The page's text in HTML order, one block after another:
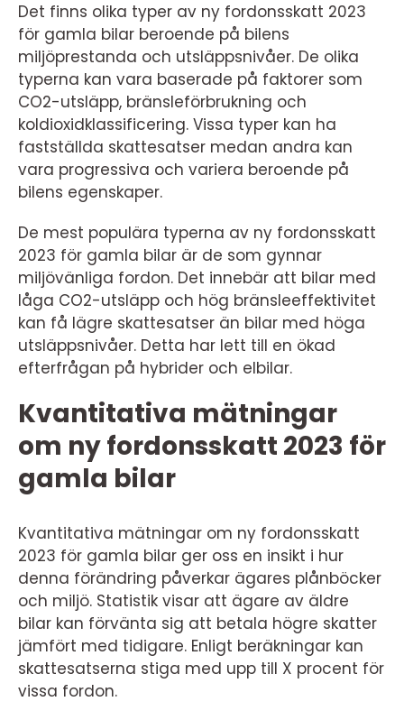
Det finns olika typer av ny fordonsskatt 2023
för gamla bilar beroende på bilens
miljöprestanda och utsläppsnivåer. De olika
typerna kan vara baserade på faktorer som
CO2-utsläpp, bränsleförbrukning och
koldioxidklassificering. Vissa typer kan ha
fastställda skattesatser medan andra kan
vara progressiva och variera beroende på
bilens egenskaper.
De mest populära typerna av ny fordonsskatt
2023 för gamla bilar är de som gynnar
miljövänliga fordon. Det innebär att bilar med
låga CO2-utsläpp och hög bränsleeffektivitet
kan få lägre skattesatser än bilar med höga
utsläppsnivåer. Detta har lett till en ökad
efterfrågan på hybrider och elbilar.
Kvantitativa mätningar
om ny fordonsskatt 2023 för
gamla bilar
Kvantitativa mätningar om ny fordonsskatt
2023 för gamla bilar ger oss en insikt i hur
denna förändring påverkar ägares plånböcker
och miljö. Statistik visar att ägare av äldre
bilar kan förvänta sig att betala högre skatter
jämfört med tidigare. Enligt beräkningar kan
skattesatserna stiga med upp till X procent för
vissa fordon.